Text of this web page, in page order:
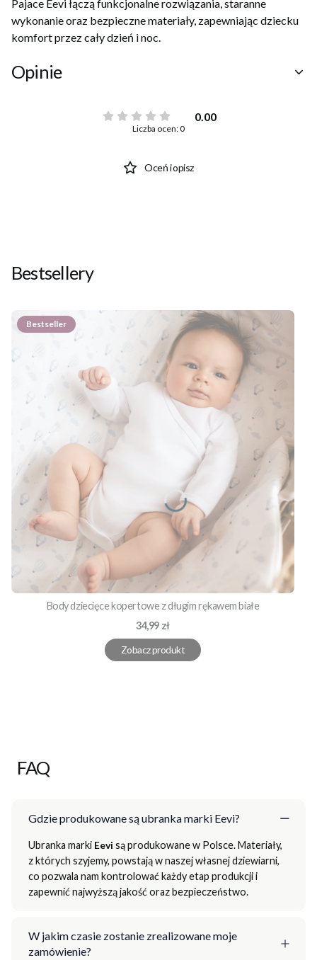
Pajace Eevi łączą funkcjonalne rozwiązania, staranne
wykonanie oraz bezpieczne materiały, zapewniając dziecku
komfort przez cały dzień i noc.
Opinie
0.00
Liczba ocen: 0
Oceń i opisz
Bestsellery
Bestseller
Body dziecięce kopertowe z długim rękawem białe
Cena
34,99 zł
Zobacz produkt
FAQ
Gdzie produkowane są ubranka marki Eevi?
Ubranka marki Eevi są produkowane w Polsce. Materiały,
z których szyjemy, powstają w naszej własnej dziewiarni,
co pozwala nam kontrolować każdy etap produkcji i
zapewnić najwyższą jakość oraz bezpieczeństwo.
W jakim czasie zostanie zrealizowane moje
zamówienie?